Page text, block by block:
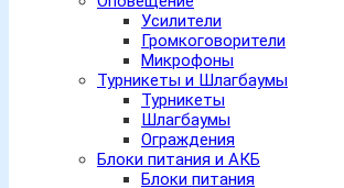
Усилители
Громкоговорители
Микрофоны
Турникеты и Шлагбаумы
Турникеты
Шлагбаумы
Ограждения
Блоки питания и АКБ
Блоки питания